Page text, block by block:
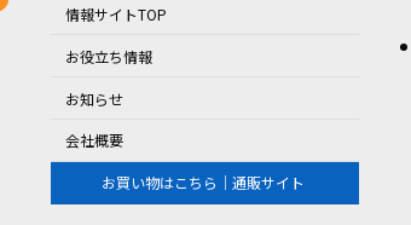
情報サイトTOP
お役立ち情報
お知らせ
会社概要
お買い物はこちら｜通販サイト